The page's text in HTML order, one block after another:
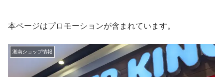
本ページはプロモーションが含まれています。
湘南ショップ情報